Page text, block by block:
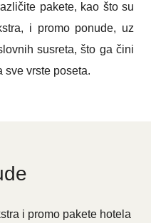
pakete, kao što su
i promo ponude, uz
susreta, što ga čini
sve vrste poseta.
i promo pakete hotela